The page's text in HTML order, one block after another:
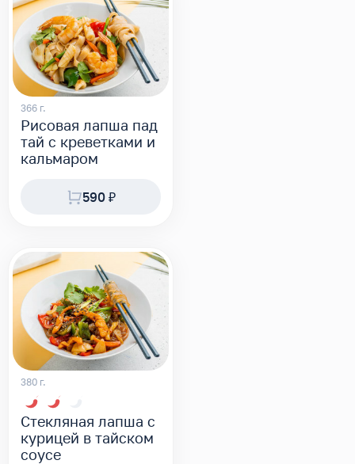
366 г.
Рисовая лапша пад
тай с креветками и
кальмаром
590 ₽
380 г.
Стекляная лапша с
курицей в тайском
соусе